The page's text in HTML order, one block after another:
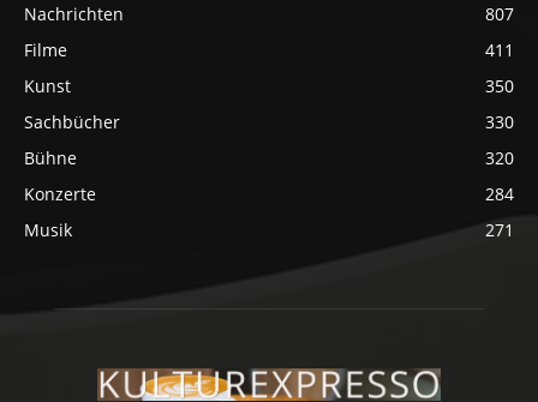
Nachrichten
807
Filme
411
Kunst
350
Sachbücher
330
Bühne
320
Konzerte
284
Musik
271